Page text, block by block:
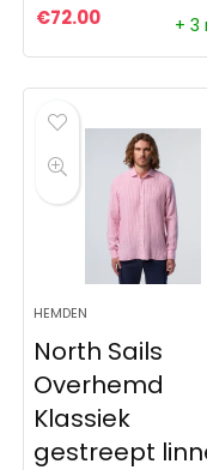
€72.00 + 3
HEMDEN
North Sails
Overhemd
Klassiek
gestreept